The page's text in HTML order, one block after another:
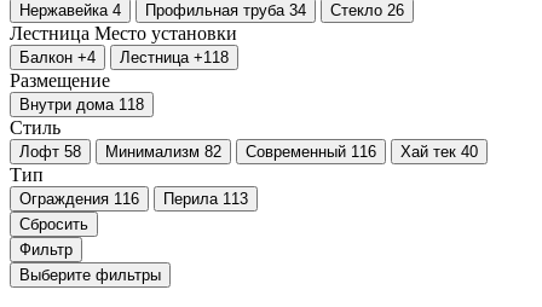
Нержавейка 4 Профильная труба 34 Стекло 26
Лестница Место установки
Балкон +4 Лестница +118
Размещение
Внутри дома 118
Стиль
Лофт 58 Минимализм 82 Современный 116 Хай тек 40
Тип
Ограждения 116 Перила 113
Сбросить
Фильтр
Выберите фильтры